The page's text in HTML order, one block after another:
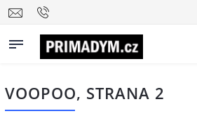
VOOPOO, STRANA 2